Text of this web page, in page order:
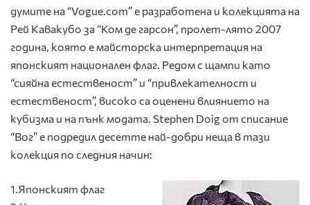
думите на “Vogue.com” е разработена и колекцията на
Рей Кавакубо за “Ком де гарсон”, пролет-лято 2007
година, която е майсторска интерпретация на
японският национален флаг. Редом с щампи като
“сияйна естественост” и “привлекателност и
естественост”, високо са оценени влиянието на
кубизма и на пънк модата. Stephen Doig от списание
“Вог” е подредил десетте най-добри неща в тази
колекция по следния начин:
1.Японският флаг